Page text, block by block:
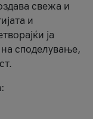
свежа и
и
ја
на споделување,